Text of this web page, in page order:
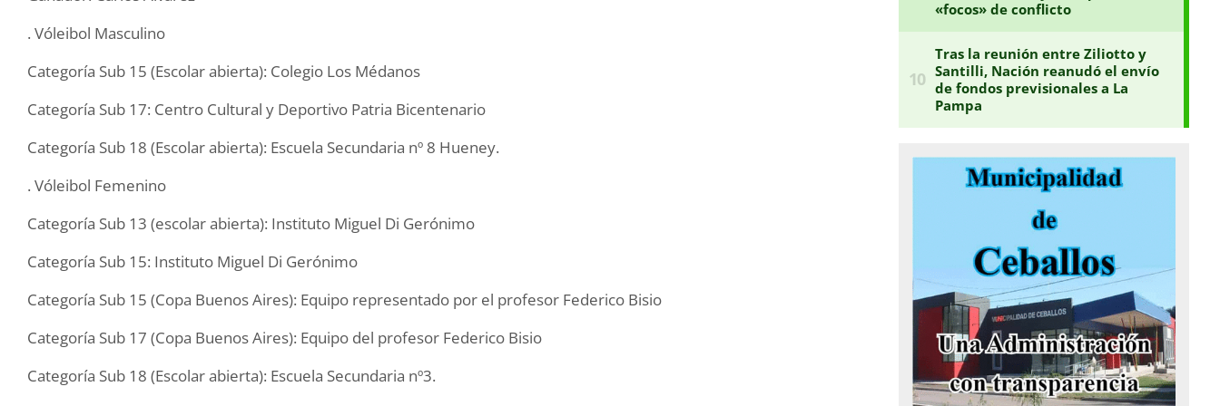
. Vóleibol Masculino
Categoría Sub 15 (Escolar abierta): Colegio Los Médanos
Categoría Sub 17: Centro Cultural y Deportivo Patria Bicentenario
Categoría Sub 18 (Escolar abierta): Escuela Secundaria nº 8 Hueney.
. Vóleibol Femenino
Categoría Sub 13 (escolar abierta): Instituto Miguel Di Gerónimo
Categoría Sub 15: Instituto Miguel Di Gerónimo
Categoría Sub 15 (Copa Buenos Aires): Equipo representado por el profesor Federico Bisio
Categoría Sub 17 (Copa Buenos Aires): Equipo del profesor Federico Bisio
Categoría Sub 18 (Escolar abierta): Escuela Secundaria nº3.